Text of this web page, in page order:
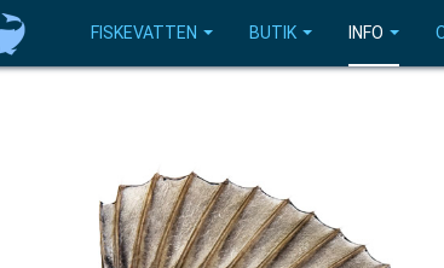
FISKEVATTEN BUTIK INFO